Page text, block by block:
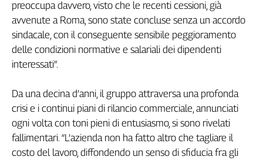
Collettiva
Academy
Collettiva
Play
Collettiva
Talk
La
settimana
Collettiva
preoccupa davvero, visto che le recenti cessioni, già
avvenute a Roma, sono state concluse senza un accordo
sindacale, con il conseguente sensibile peggioramento
delle condizioni normative e salariali dei dipendenti
interessati”.
Da una decina d’anni, il gruppo attraversa una profonda
crisi e i continui piani di rilancio commerciale, annunciati
ogni volta con toni pieni di entusiasmo, si sono rivelati
fallimentari. “L’azienda non ha fatto altro che tagliare il
costo del lavoro, diffondendo un senso di sfiducia fra gli